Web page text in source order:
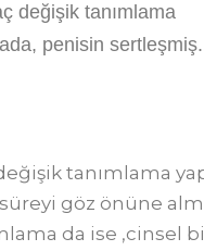
değişik tanımlama
penisin
tanımlama
göz önüne
da ise